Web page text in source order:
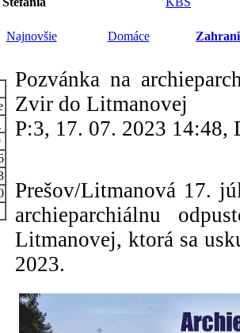
Najnovšie Domáce
Pozvánka na
Zvir do Litmanovej
P:3, 17. 07. 2023 14:48,
Prešov/Litmanová 17.
archieparchiálnu
Litmanovej, ktorá sa
2023.